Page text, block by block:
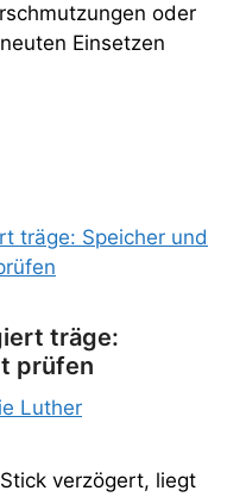
oder
Einsetzen
träge:
prüfen
Luther
verzögert, liegt